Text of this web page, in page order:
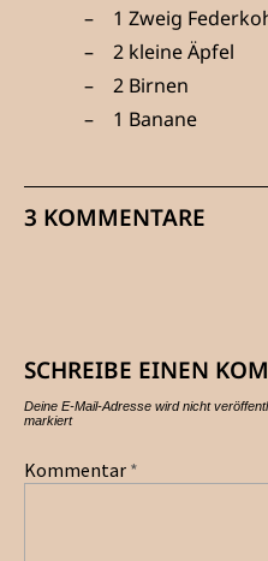
1 Zweig
2 kleine Äpfel
2 Birnen
1 Banane
3 KOMMENTARE
SCHREIBE EINEN
Deine E-Mail-Adresse wird nicht
markiert
Kommentar *